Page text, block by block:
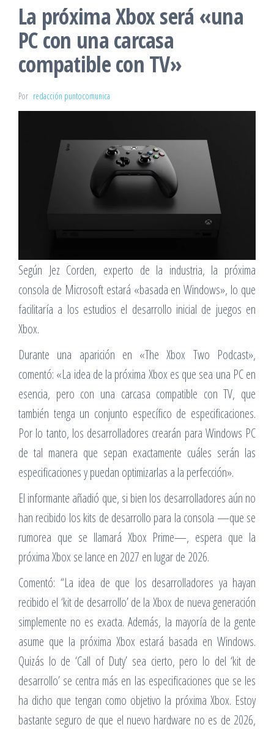
La próxima Xbox será «una
PC con una carcasa
compatible con TV»
Por redacción puntocomunica
Según Jez Corden, experto de la industria, la próxima
consola de Microsoft estará «basada en Windows», lo que
facilitaría a los estudios el desarrollo inicial de juegos en
Xbox.
Durante una aparición en «The Xbox Two Podcast»,
comentó: «La idea de la próxima Xbox es que sea una PC en
esencia, pero con una carcasa compatible con TV, que
también tenga un conjunto específico de especificaciones.
Por lo tanto, los desarrolladores crearán para Windows PC
de tal manera que sepan exactamente cuáles serán las
especificaciones y puedan optimizarlas a la perfección».
El informante añadió que, si bien los desarrolladores aún no
han recibido los kits de desarrollo para la consola —que se
rumorea que se llamará Xbox Prime—, espera que la
próxima Xbox se lance en 2027 en lugar de 2026.
Comentó: “La idea de que los desarrolladores ya hayan
recibido el ‘kit de desarrollo’ de la Xbox de nueva generación
simplemente no es exacta. Además, la mayoría de la gente
asume que la próxima Xbox estará basada en Windows.
Quizás lo de ‘Call of Duty’ sea cierto, pero lo del ‘kit de
desarrollo’ se centra más en las especificaciones que se les
ha dicho que tengan como objetivo la próxima Xbox. Estoy
bastante seguro de que el nuevo hardware no es de 2026,